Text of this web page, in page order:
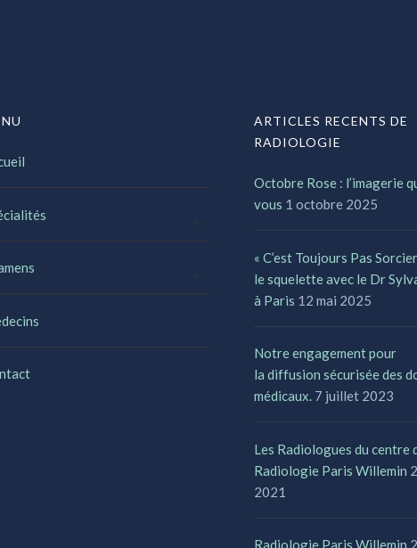
ARTICLES RECENTS DE
RADIOLOGIE
Octobre Rose : l’imagerie
vous 1 octobre 2025
« C’est Toujours Pas
le squelette avec le Dr
à Paris 12 mai 2025
Notre engagement pour
la diffusion sécurisée des
médicaux. 7 juillet 2023
Les Radiologues du centre
Radiologie Paris Willemin
2021
Radiologie Paris Willemin